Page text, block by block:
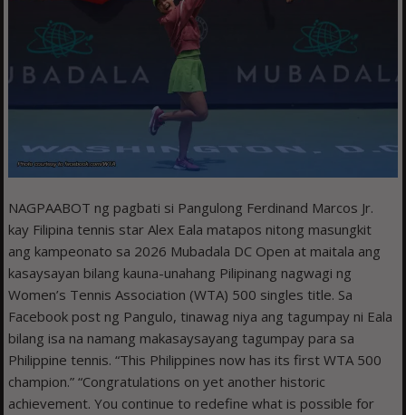
NAGPAABOT ng pagbati si Pangulong Ferdinand Marcos Jr.
kay Filipina tennis star Alex Eala matapos nitong masungkit
ang kampeonato sa 2026 Mubadala DC Open at maitala ang
kasaysayan bilang kauna-unahang Pilipinang nagwagi ng
Women’s Tennis Association (WTA) 500 singles title. Sa
Facebook post ng Pangulo, tinawag niya ang tagumpay ni Eala
bilang isa na namang makasaysayang tagumpay para sa
Philippine tennis. “This Philippines now has its first WTA 500
champion.” “Congratulations on yet another historic
achievement. You continue to redefine what is possible for